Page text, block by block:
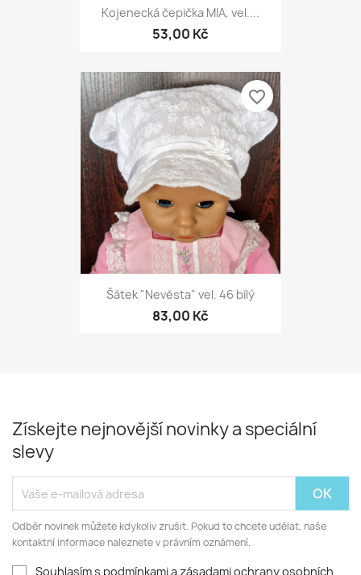
Kojenecká čepička MIA, vel....
53,00 Kč
Šátek "Nevěsta" vel. 46 bílý
83,00 Kč
favorite_border
Získejte nejnovější novinky a speciální
slevy
Odběr novinek můžete kdykoliv zrušit. Pokud to chcete udělat, naše
kontaktní informace naleznete v právním oznámení.
Souhlasím s podmínkami a zásadami ochrany osobních